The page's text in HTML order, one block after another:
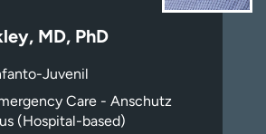
Carreras
Health Connection
MD, PhD
Juvenil
Care - Anschutz
(Hospital-based)